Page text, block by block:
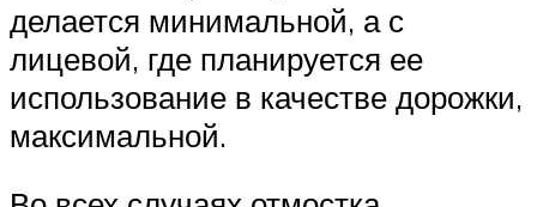
делается минимальной, а с
лицевой, где планируется ее
использование в качестве дорожки,
максимальной.